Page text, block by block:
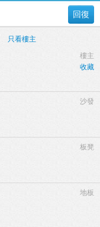
回復
只看樓主
樓主
收藏
沙發
板凳
地板